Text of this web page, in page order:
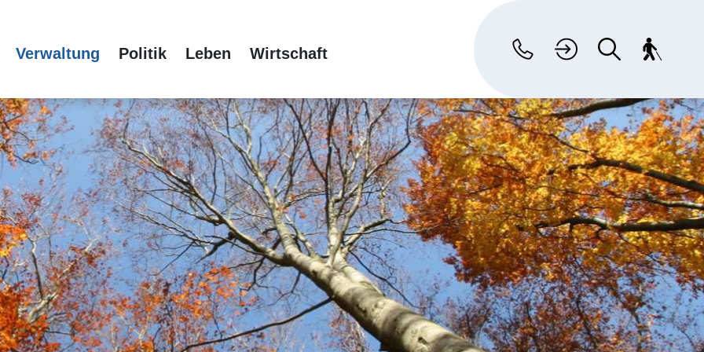
Verwaltung Politik Leben Wirtschaft Kontakt Suche